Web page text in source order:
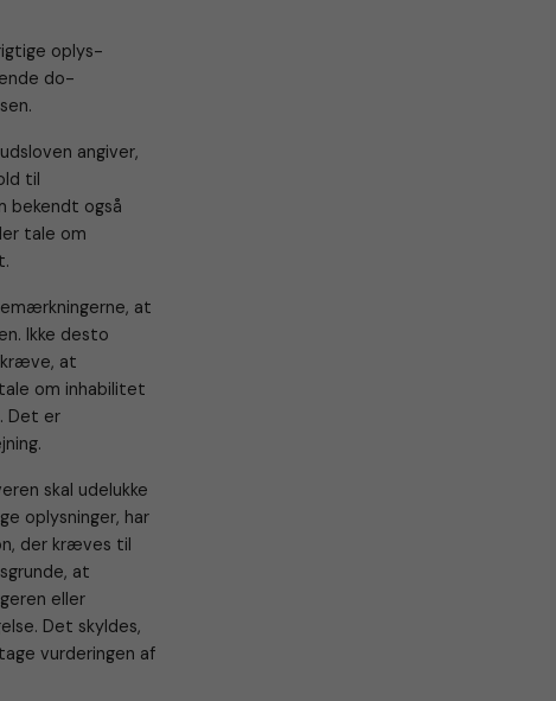
oplys-
do-
angiver,
til
bekendt også
tale om
at
Ikke desto
kræve, at
om inhabilitet
Det er
skal udelukke
oplysninger, har
der kræves til
at
eller
Det skyldes,
vurderingen af